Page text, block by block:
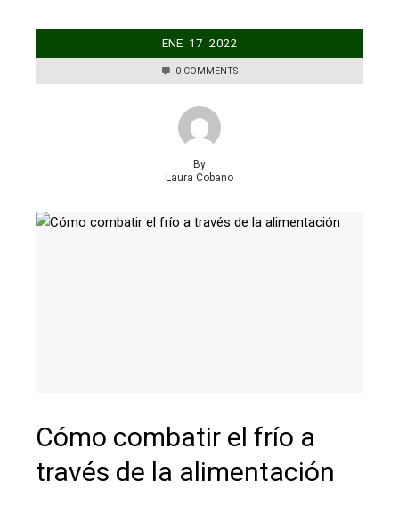
ENE 17 2022
0 COMMENTS
By
Laura Cobano
Cómo combatir el frío a
través de la alimentación